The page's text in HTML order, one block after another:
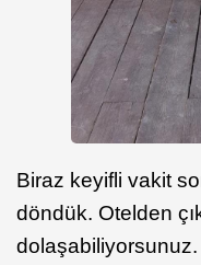
Biraz keyifli vakit
döndük. Otelden